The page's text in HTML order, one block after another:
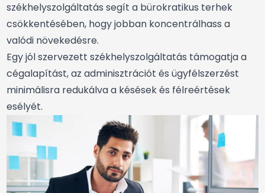
székhelyszolgáltatás segít a bürokratikus terhek
csökkentésében, hogy jobban koncentrálhass a
valódi növekedésre.
Egy jól szervezett székhelyszolgáltatás támogatja a
cégalapítást, az adminisztrációt és ügyfélszerzést
minimálisra redukálva a késések és félreértések
esélyét.